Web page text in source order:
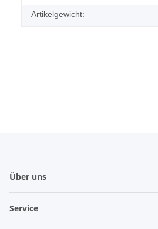
Artikelgewicht:
Über uns
Service